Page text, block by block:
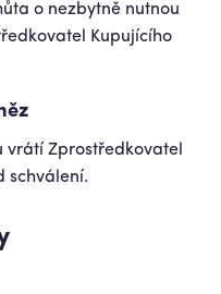
o nezbytně nutnou
Kupujícího
vrátí Zprostředkovatel
schválení.